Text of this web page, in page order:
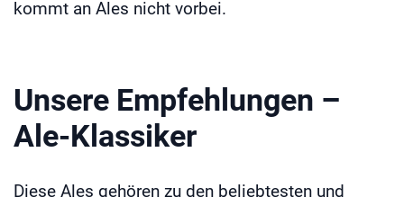
kommt an Ales nicht vorbei.
Unsere Empfehlungen –
Ale-Klassiker
Diese Ales gehören zu den beliebtesten und